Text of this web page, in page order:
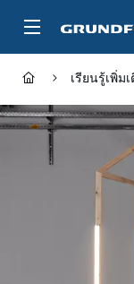
หลัก
เรียนรู้เพิ่ม